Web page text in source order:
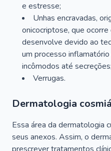
e estresse;
Unhas encravadas,
onicocriptose, que ocorre
desenvolve devido ao
um processo
incômodos até secreções;
Verrugas.
Dermatologia
Essa área da dermatologia
seus anexos. Assim, o